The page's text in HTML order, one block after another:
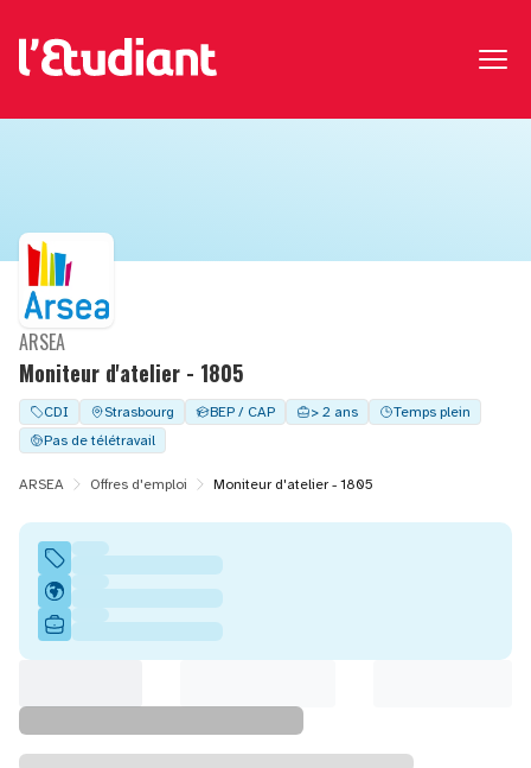
Moniteur d'atelier - 1805
ARSEA
CDI Strasbourg BEP / CAP > 2 ans
Temps plein
Pas de télétravail
ARSEA Offres d'emploi Moniteur d'atelier - 1805